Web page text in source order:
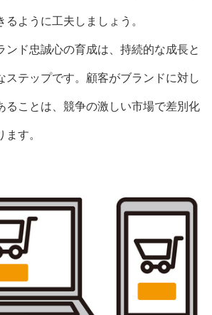
ように工夫しましょう。
ンド忠誠心の育成は、持続的な成長と
ステップです。顧客がブランドに対し
ることは、競争の激しい市場で差別化
す。